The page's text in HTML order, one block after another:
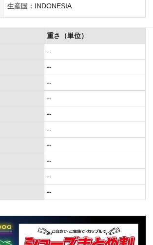
生産国：INDONESIA
重さ（単位）
--
--
--
--
--
--
--
--
--
--